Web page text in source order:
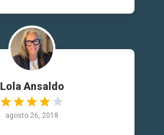
Lola Ansaldo
agosto 26, 2018